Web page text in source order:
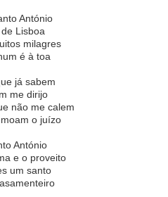
António
Lisboa
milagres
é à toa
já sabem
me dirijo
não me calem
o juízo
António
e o proveito
um santo